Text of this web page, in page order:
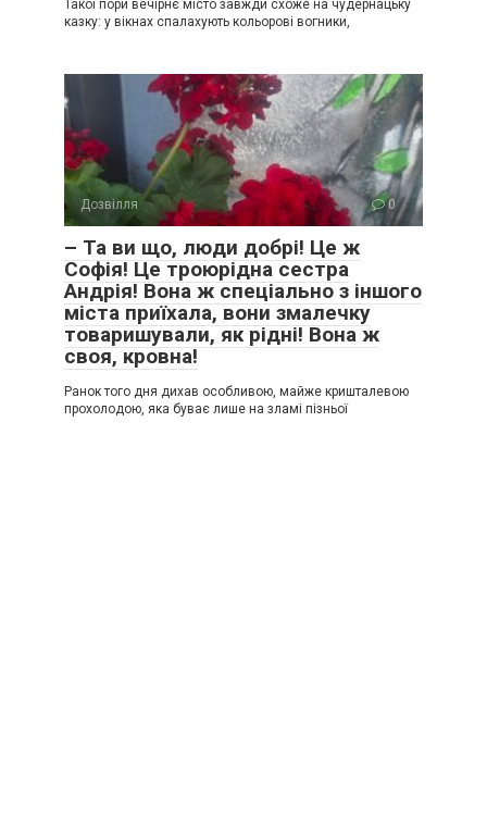
Такої пори вечірнє місто завжди схоже на чудернацьку
казку: у вікнах спалахують кольорові вогники,
Дозвілля 0
– Та ви що, люди добрі! Це ж
Софія! Це троюрідна сестра
Андрія! Вона ж спеціально з іншого
міста приїхала, вони змалечку
товаришували, як рідні! Вона ж
своя, кровна!
Ранок того дня дихав особливою, майже кришталевою
прохолодою, яка буває лише на зламі пізньої